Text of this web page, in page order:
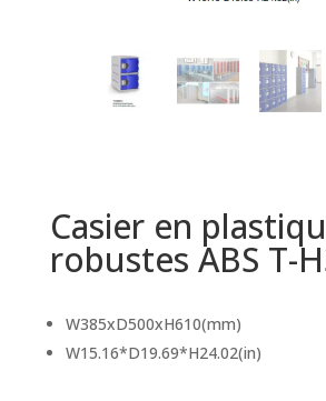
Casier en
robustes ABS T-
W385xD500xH610(mm)
W15.16*D19.69*H24.02(in)